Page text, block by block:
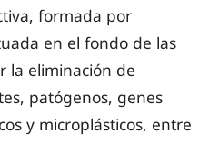
formada por
en el fondo de las
la eliminación de
patógenos, genes
y microplásticos, entre